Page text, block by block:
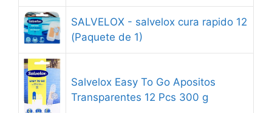
SALVELOX - salvelox cura rapido 12
(Paquete de 1)
Salvelox Easy To Go Apositos
Transparentes 12 Pcs 300 g